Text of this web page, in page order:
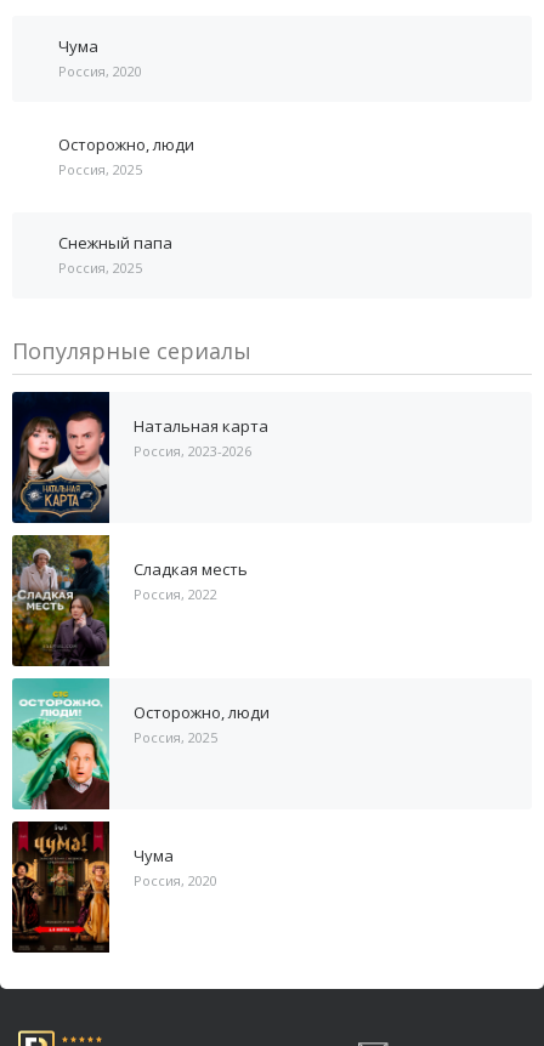
Чума
Россия, 2020
Осторожно, люди
Россия, 2025
Снежный папа
Россия, 2025
Популярные сериалы
Натальная карта
Россия, 2023-2026
Сладкая месть
Россия, 2022
Осторожно, люди
Россия, 2025
Чума
Россия, 2020